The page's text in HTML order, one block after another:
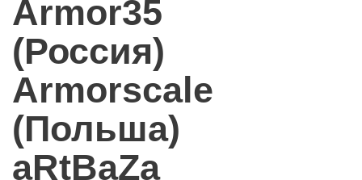
Armor35
(Россия)
Armorscale
(Польша)
aRtBaZa